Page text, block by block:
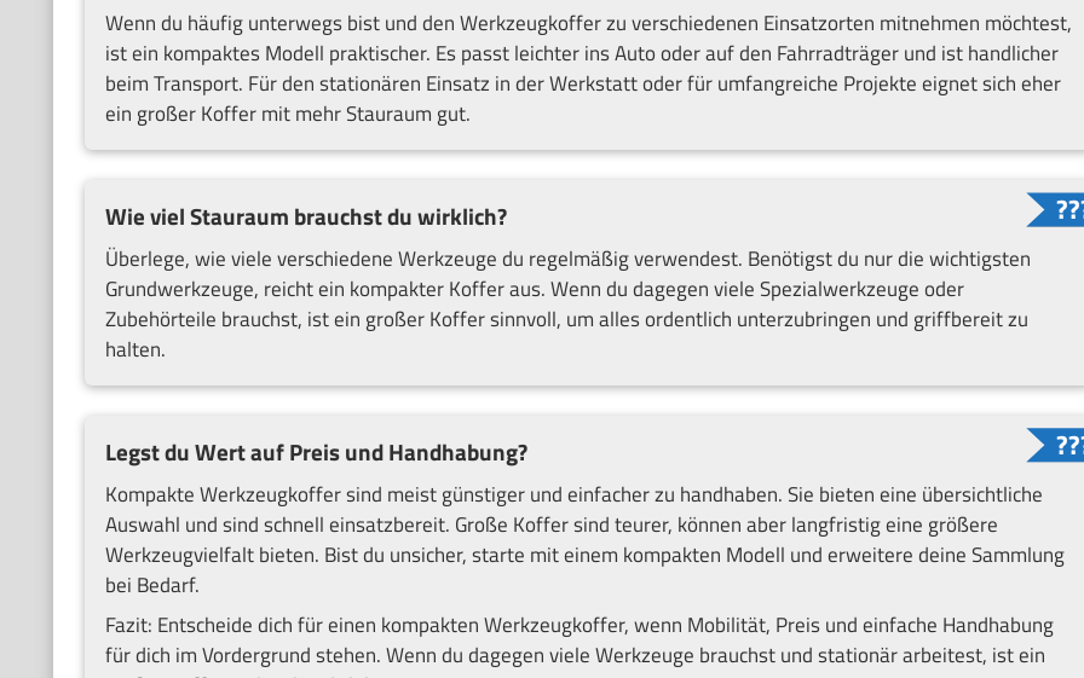
Wenn du häufig unterwegs bist und den Werkzeugkoffer zu verschiedenen Einsatzorten mitnehmen möchtest,
ist ein kompaktes Modell praktischer. Es passt leichter ins Auto oder auf den Fahrradträger und ist handlicher
beim Transport. Für den stationären Einsatz in der Werkstatt oder für umfangreiche Projekte eignet sich eher
ein großer Koffer mit mehr Stauraum gut.
Wie viel Stauraum brauchst du wirklich?
Überlege, wie viele verschiedene Werkzeuge du regelmäßig verwendest. Benötigst du nur die wichtigsten
Grundwerkzeuge, reicht ein kompakter Koffer aus. Wenn du dagegen viele Spezialwerkzeuge oder
Zubehörteile brauchst, ist ein großer Koffer sinnvoll, um alles ordentlich unterzubringen und griffbereit zu
halten.
Legst du Wert auf Preis und Handhabung?
Kompakte Werkzeugkoffer sind meist günstiger und einfacher zu handhaben. Sie bieten eine übersichtliche
Auswahl und sind schnell einsatzbereit. Große Koffer sind teurer, können aber langfristig eine größere
Werkzeugvielfalt bieten. Bist du unsicher, starte mit einem kompakten Modell und erweitere deine Sammlung
bei Bedarf.
Fazit: Entscheide dich für einen kompakten Werkzeugkoffer, wenn Mobilität, Preis und einfache Handhabung
für dich im Vordergrund stehen. Wenn du dagegen viele Werkzeuge brauchst und stationär arbeitest, ist ein